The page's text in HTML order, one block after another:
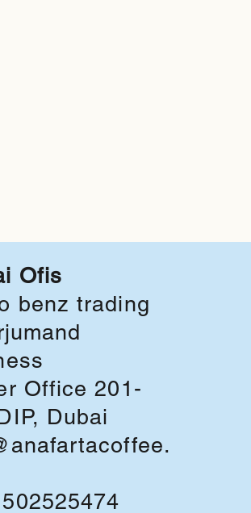
Ofis
benz trading
Office 201-
Dubai